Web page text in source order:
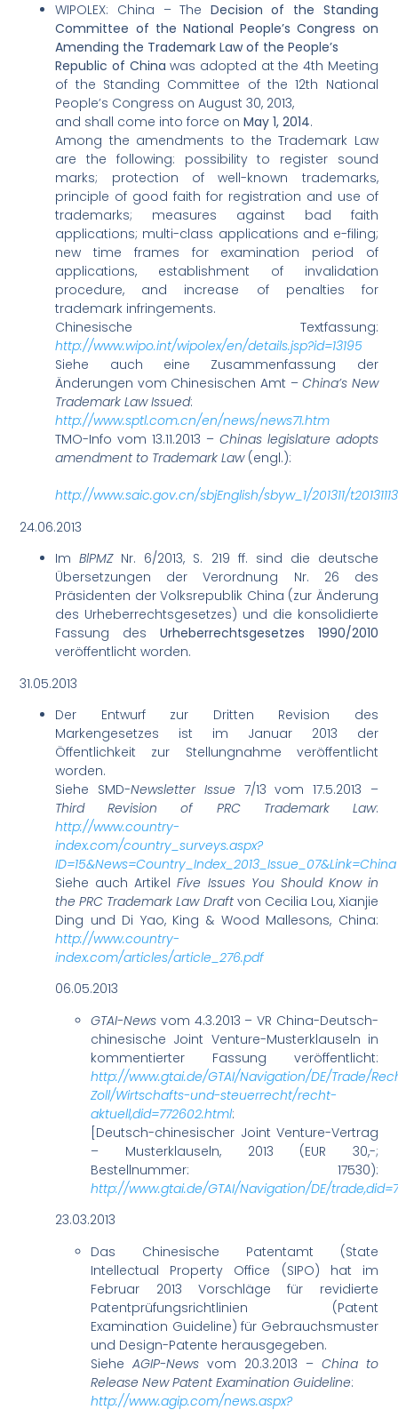
WIPOLEX: China – The Decision of the Standing
Committee of the National People’s Congress on
Amending the Trademark Law of the People’s
Republic of China was adopted at the 4th Meeting
of the Standing Committee of the 12th National
People’s Congress on August 30, 2013,
and shall come into force onMay 1, 2014.
Among the amendments to the Trademark Law
are the following: possibility to register sound
marks; protection of well-known trademarks,
principle of good faith for registration and use of
trademarks; measures against bad faith
applications; multi-class applications and e-filing;
new time frames for examination period of
applications, establishment of invalidation
procedure, and increase of penalties for
trademark infringements.
Chinesische Textfassung:
http://www.wipo.int/wipolex/en/details.jsp?id=13195
Siehe auch eine Zusammenfassung der
Änderungen vom Chinesischen Amt –China’s New
Trademark Law Issued:
http://www.sptl.com.cn/en/news/news71.htm
TMO-Info vom 13.11.2013 – Chinas legislature adopts
amendment to Trademark Law(engl.):
http://www.saic.gov.cn/sbjEnglish/sbyw_1/201311/
24.06.2013
ImBlPMZNr. 6/2013, S. 219 ff. sind die deutsche
Übersetzungen der Verordnung Nr. 26 des
Präsidenten der Volksrepublik China (zur Änderung
des Urheberrechtsgesetzes) und die konsolidierte
Fassung des Urheberrechtsgesetzes 1990/2010
veröffentlicht worden.
31.05.2013
Der Entwurf zur Dritten Revision des
Markengesetzes ist im Januar 2013 der
Öffentlichkeit zur Stellungnahme veröffentlicht
worden.
Siehe SMD-Newsletter Issue 7/13 vom 17.5.2013 –
Third Revision of PRC Trademark Law:
http://www.country-
index.com/country_surveys.aspx?
ID=15&News=Country_Index_2013_Issue_07&Link=China
Siehe auch ArtikelFive Issues You Should Know in
the PRC Trademark Law Draftvon Cecilia Lou, Xianjie
Ding und Di Yao, King & Wood Mallesons, China:
http://www.country-
index.com/articles/article_276.pdf
06.05.2013
GTAI-News vom 4.3.2013 – VR China-Deutsch-
chinesische Joint Venture-Musterklauseln in
kommentierter Fassung veröffentlicht:
http://www.gtai.de/GTAI/Navigation/DE/Trade/
Zoll/Wirtschafts-und-steuerrecht/recht-
aktuell,did=772602.html:
[Deutsch-chinesischer Joint Venture-Vertrag
– Musterklauseln, 2013 (EUR 30,-;
Bestellnummer: 17530):
http://www.gtai.de/GTAI/Navigation/DE/
23.03.2013
Das Chinesische Patentamt (State
Intellectual Property Office (SIPO) hat im
Februar 2013 Vorschläge für revidierte
Patentprüfungsrichtlinien (Patent
Examination Guideline) für Gebrauchsmuster
und Design-Patente herausgegeben.
SieheAGIP-News vom 20.3.2013 – China to
Release New Patent Examination Guideline:
http://www.agip.com/news.aspx?